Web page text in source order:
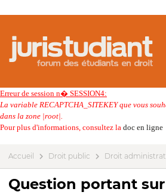
Erreur de session n� SESSION4:
La variable RECAPTCHA_SITEKEY que vous
dans la zone |root|.
Pour plus d'informations, consultez la doc en ligne
Accueil Droit public Droit
Question portant